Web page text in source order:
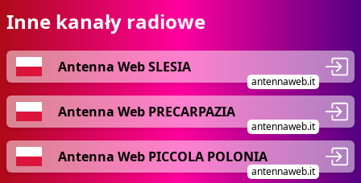
Inne kanały radiowe
Antenna Web SLESIA
antennaweb.it
Antenna Web PRECARPAZIA
antennaweb.it
Antenna Web PICCOLA POLONIA
antennaweb.it